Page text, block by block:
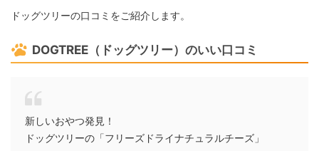
ドッグツリーの口コミをご紹介します。
DOGTREE（ドッグツリー）のいい口コミ
新しいおやつ発見！
ドッグツリーの「フリーズドライナチュラルチーズ」